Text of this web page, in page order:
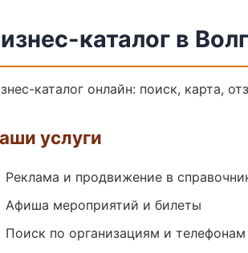
каталог в
каталог онлайн: поиск, карта,
услуги
Реклама и продвижение в
Афиша мероприятий и билеты
Поиск по организациям и телефонам